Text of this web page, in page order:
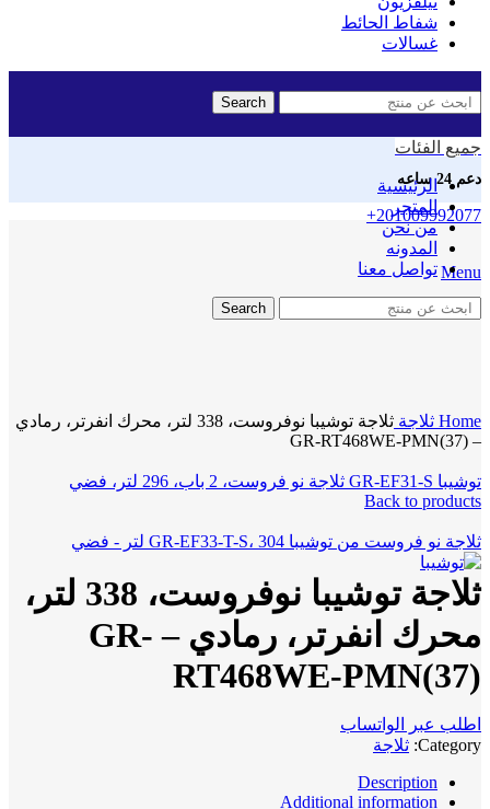
شفاط الحائط
غسالات
Search
دعم 24 ساعه
+201009992077
Menu
جميع الفئات
الرئيسية
المتجر
من نحن
المدونه
تواصل معنا
Search
Home ثلاجة
ثلاجة توشيبا نوفروست، 338 لتر، محرك انفرتر، رمادي
– GR-RT468WE-PMN(37)
توشيبا GR-EF31-S ثلاجة نو فروست، 2 باب، 296 لتر، فضي
Back to products
ثلاجة نو فروست من توشيبا GR-EF33-T-S، 304 لتر - فضي
ثلاجة توشيبا نوفروست، 338 لتر،
محرك انفرتر، رمادي – GR-
RT468WE-PMN(37)
اطلب عبر الواتساب
Category: ثلاجة
Description
Additional information